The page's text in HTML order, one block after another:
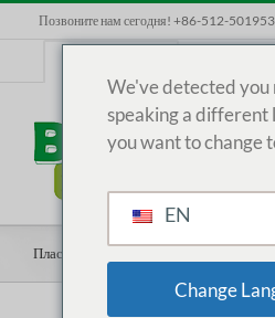
Позвоните нам сегодня! +86-512-
Пластиковые стаканчики
We've detected you
speaking a different
you want to change
EN
Change